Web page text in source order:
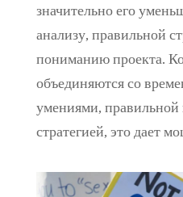
значительно его
анализу, правильной
пониманию проекта.
объединяются со
умениями, правильной
стратегией, это дает